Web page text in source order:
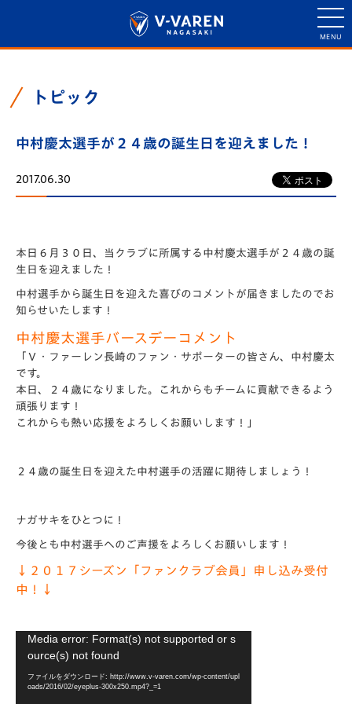
トピック
中村慶太選手が２４歳の誕生日を迎えました！
2017.06.30
本日６月３０日、当クラブに所属する中村慶太選手が２４歳の誕
生日を迎えました！
中村選手から誕生日を迎えた喜びのコメントが届きましたのでお
知らせいたします！
中村慶太選手バースデーコメント
「Ｖ・ファーレン長崎のファン・サポーターの皆さん、中村慶太
です。
本日、２４歳になりました。これからもチームに貢献できるよう
頑張ります！
これからも熱い応援をよろしくお願いします！」
２４歳の誕生日を迎えた中村選手の活躍に期待しましょう！
ナガサキをひとつに！
今後とも中村選手へのご声援をよろしくお願いします！
↓２０１７シーズン「ファンクラブ会員」申し込み受付
中！↓
Media error: Format(s) not supported or s
ource(s) not found
ファイルをダウンロード: http://www.v-varen.com/wp-content/upl
oads/2016/02/eyeplus-300x250.mp4?_=1